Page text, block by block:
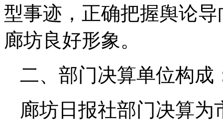
型事迹，正确把握舆论
廊坊良好形象。
二、部门决算单位构成
廊坊日报社部门决算